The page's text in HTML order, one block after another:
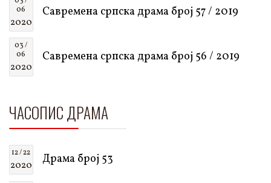
06
2020
Савремена српска драма број 57 / 2019
03 /
06
2020
Савремена српска драма број 56 / 2019
ЧАСОПИС ДРАМА
12 / 22
2020 Драма број 53